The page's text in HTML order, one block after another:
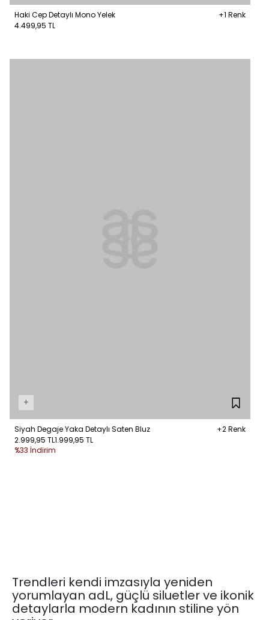
Haki Cep Detaylı Mono Yelek
+1 Renk
4.499,95 TL
+
Siyah Degaje Yaka Detaylı Saten Bluz
+2 Renk
2.999,95 TL1.999,95 TL
%33 İndirim
Trendleri kendi imzasıyla yeniden
yorumlayan adL, güçlü siluetler ve ikonik
detaylarla modern kadının stiline yön